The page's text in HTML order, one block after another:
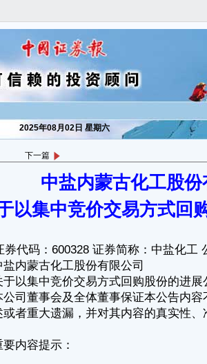
2025年08月02日 星期六
下一篇
中盐内蒙古化工股份
以集中竞价交易方式回
告编号：2025-076
公告
存在任何虚假记载、误导
确性和完整性承担法律责
司”）分别于2024年12月
十六次会议和2024年第二次
交易方式回购股份预案的议
集中竞价交易方式回购公司
）且不高于人民币 10,000
的资金不高于资金总额的
于资金总额的50%；回购
员工持股计划或股权激励